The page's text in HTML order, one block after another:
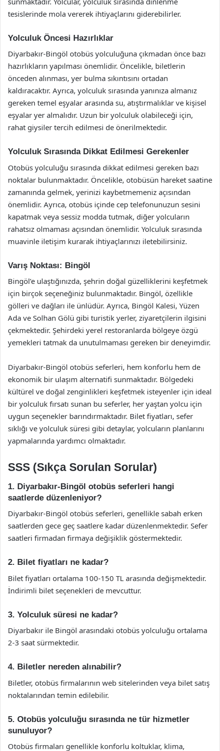
tesislerinde mola vererek ihtiyaçlarını giderebilirler.
Yolculuk Öncesi Hazırlıklar
Diyarbakır-Bingöl otobüs yolculuğuna çıkmadan önce bazı
hazırlıkların yapılması önemlidir. Öncelikle, biletlerin
önceden alınması, yer bulma sıkıntısını ortadan
kaldıracaktır. Ayrıca, yolculuk sırasında yanınıza almanız
gereken temel eşyalar arasında su, atıştırmalıklar ve kişisel
eşyalar yer almalıdır. Uzun bir yolculuk olabileceği için,
rahat giysiler tercih edilmesi de önerilmektedir.
Yolculuk Sırasında Dikkat Edilmesi Gerekenler
Otobüs yolculuğu sırasında dikkat edilmesi gereken bazı
noktalar bulunmaktadır. Öncelikle, otobüsün hareket saatine
zamanında gelmek, yerinizi kaybetmemeniz açısından
önemlidir. Ayrıca, otobüs içinde cep telefonunuzun sesini
kapatmak veya sessiz modda tutmak, diğer yolcuların
rahatsız olmaması açısından önemlidir. Yolculuk sırasında
muavinle iletişim kurarak ihtiyaçlarınızı iletebilirsiniz.
Varış Noktası: Bingöl
Bingöl’e ulaştığınızda, şehrin doğal güzelliklerini keşfetmek
için birçok seçeneğiniz bulunmaktadır. Bingöl, özellikle
gölleri ve dağları ile ünlüdür. Ayrıca, Bingöl Kalesi, Yüzen
Ada ve Solhan Gölü gibi turistik yerler, ziyaretçilerin ilgisini
çekmektedir. Şehirdeki yerel restoranlarda bölgeye özgü
yemekleri tatmak da unutulmaması gereken bir deneyimdir.
Diyarbakır-Bingöl otobüs seferleri, hem konforlu hem de
ekonomik bir ulaşım alternatifi sunmaktadır. Bölgedeki
kültürel ve doğal zenginlikleri keşfetmek isteyenler için ideal
bir yolculuk fırsatı sunan bu seferler, her yaştan yolcu için
uygun seçenekler barındırmaktadır. Bilet fiyatları, sefer
sıklığı ve yolculuk süresi gibi detaylar, yolcuların planlarını
yapmalarında yardımcı olmaktadır.
SSS (Sıkça Sorulan Sorular)
1. Diyarbakır-Bingöl otobüs seferleri hangi
saatlerde düzenleniyor?
Diyarbakır-Bingöl otobüs seferleri, genellikle sabah erken
saatlerden gece geç saatlere kadar düzenlenmektedir. Sefer
saatleri firmadan firmaya değişiklik göstermektedir.
2. Bilet fiyatları ne kadar?
Bilet fiyatları ortalama 100-150 TL arasında değişmektedir.
İndirimli bilet seçenekleri de mevcuttur.
3. Yolculuk süresi ne kadar?
Diyarbakır ile Bingöl arasındaki otobüs yolculuğu ortalama
2-3 saat sürmektedir.
4. Biletler nereden alınabilir?
Biletler, otobüs firmalarının web sitelerinden veya bilet satış
noktalarından temin edilebilir.
5. Otobüs yolculuğu sırasında ne tür hizmetler
sunuluyor?
Otobüs firmaları genellikle konforlu koltuklar, klima,